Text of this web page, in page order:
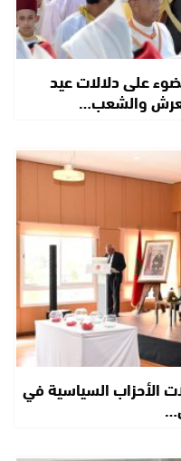
على دلالات عيد
والشعب…
الأحزاب السياسية في